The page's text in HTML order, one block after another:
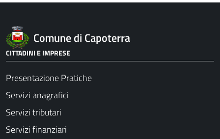
Comune di Capoterra
CITTADINI E IMPRESE
Presentazione Pratiche
Servizi anagrafici
Servizi tributari
Servizi finanziari